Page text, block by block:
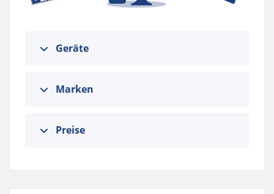
Geräte
Marken
Preise